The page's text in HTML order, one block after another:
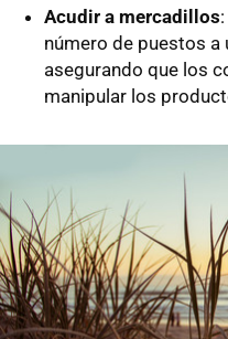
Acudir a mercadillos
número de puestos
asegurando que los
manipular los